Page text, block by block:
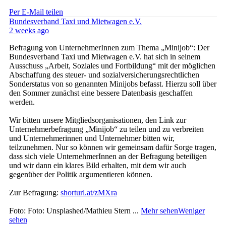
Per E-Mail teilen
Bundesverband Taxi und Mietwagen e.V.
2 weeks ago
Befragung von UnternehmerInnen zum Thema „Minijob“: Der
Bundesverband Taxi und Mietwagen e.V. hat sich in seinem
Ausschuss „Arbeit, Soziales und Fortbildung“ mit der möglichen
Abschaffung des steuer- und sozialversicherungsrechtlichen
Sonderstatus von so genannten Minijobs befasst. Hierzu soll über
den Sommer zunächst eine bessere Datenbasis geschaffen
werden.
Wir bitten unsere Mitgliedsorganisationen, den Link zur
Unternehmerbefragung „Minijob“ zu teilen und zu verbreiten
und Unternehmerinnen und Unternehmer bitten wir,
teilzunehmen. Nur so können wir gemeinsam dafür Sorge tragen,
dass sich viele UnternehmerInnen an der Befragung beteiligen
und wir dann ein klares Bild erhalten, mit dem wir auch
gegenüber der Politik argumentieren können.
Zur Befragung: shorturl.at/zMXra
Foto: Foto: Unsplashed/Mathieu Stern ... Mehr sehenWeniger
sehen